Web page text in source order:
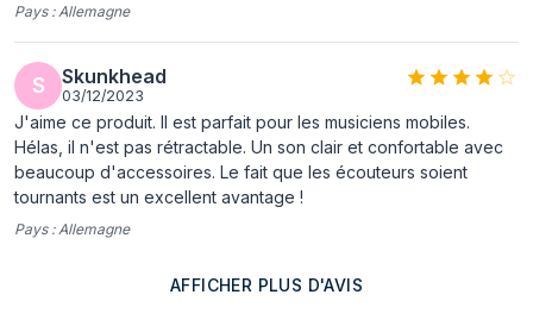
recommandée
Type de casque
Pays : Allemagne
S Skunkhead
03/12/2023
J'aime ce produit. Il est parfait pour les musiciens mobiles.
Hélas, il n'est pas rétractable. Un son clair et confortable avec
beaucoup d'accessoires. Le fait que les écouteurs soient
tournants est un excellent avantage !
Pays : Allemagne
AFFICHER PLUS D'AVIS